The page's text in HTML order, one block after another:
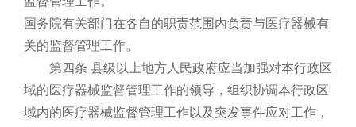
国务院有关部门在各自的职责范围内负责与医疗器械有
关的监督管理工作。
第四条 县级以上地方人民政府应当加强对本行政区
域的医疗器械监督管理工作的领导，组织协调本行政区
域内的医疗器械监督管理工作以及突发事件应对工作，